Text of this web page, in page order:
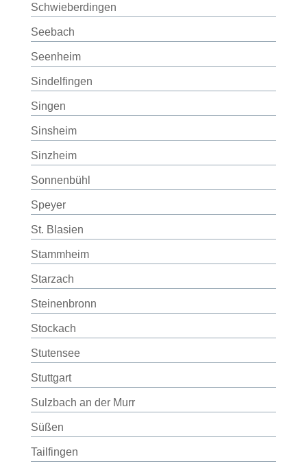
Schwieberdingen
Seebach
Seenheim
Sindelfingen
Singen
Sinsheim
Sinzheim
Sonnenbühl
Speyer
St. Blasien
Stammheim
Starzach
Steinenbronn
Stockach
Stutensee
Stuttgart
Sulzbach an der Murr
Süßen
Tailfingen